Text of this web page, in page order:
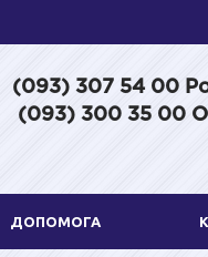
(093) 307 54 00
(093) 300 35 00
ДОПОМОГА